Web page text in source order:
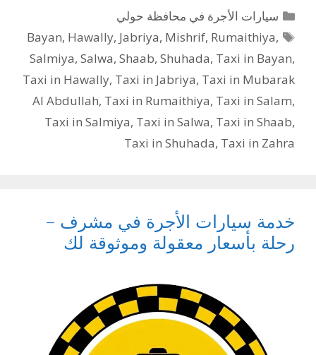
التصنيفات
سيارات الأجرة في محافظة حولي
الوسوم
Bayan, Hawally, Jabriya, Mishrif, Rumaithiya,
Salmiya, Salwa, Shaab, Shuhada, Taxi in Bayan,
Taxi in Hawally, Taxi in Jabriya, Taxi in Mubarak
Al Abdullah, Taxi in Rumaithiya, Taxi in Salam,
Taxi in Salmiya, Taxi in Salwa, Taxi in Shaab,
Taxi in Shuhada, Taxi in Zahra
خدمة سيارات الأجرة في مشرف –
رحلة بأسعار معقولة وموثوقة لك